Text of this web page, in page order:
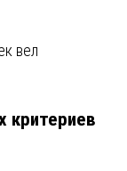
вел
критериев